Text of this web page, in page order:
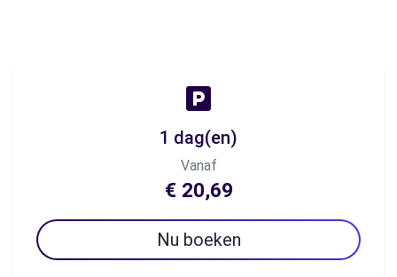
1 dag(en)
Vanaf
€ 20,69
Nu boeken